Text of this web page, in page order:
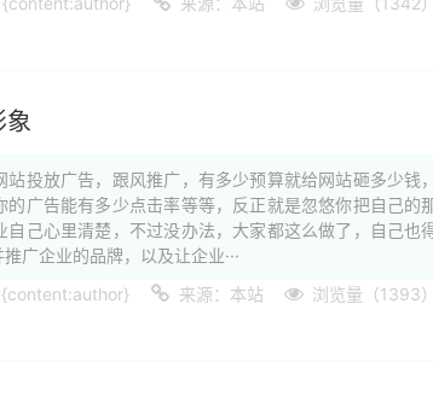
象
投放广告，跟风推广，有多少预算就给网站砸多少钱
广告能有多少点击率等等，反正就是忽悠你把自己的
己心里清楚，不过没办法，大家都这么做了，自己也
广企业的品牌，以及让企业···
{content:author} 来源：本站
浏览量（1393）